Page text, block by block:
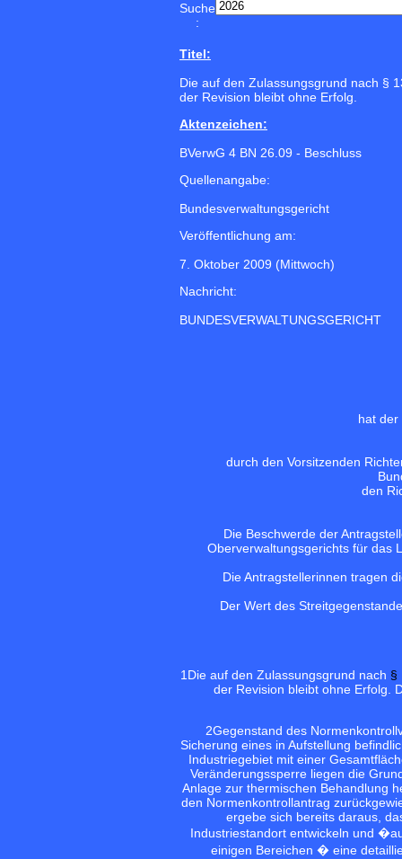
Suche
:
Titel:
Die auf den Zulassungsgrund nach §
der Revision bleibt ohne Erfolg.
Aktenzeichen:
BVerwG 4 BN 26.09 - Beschluss
Quellenangabe:
Bundesverwaltungsgericht
Veröffentlichung am:
7. Oktober 2009 (Mittwoch)
Nachricht:
BUNDESVERWALTUNGSGERICHT
hat der
durch den Vorsitzenden
den
Die Beschwerde der
Oberverwaltungsgerichts für das
Die Antragstellerinnen tragen
Der Wert des
1Die auf den Zulassungsgrund nach §
der Revision bleibt ohne Erfolg.
2Gegenstand des
Sicherung eines in Aufstellung
Industriegebiet mit einer
Veränderungssperre liegen die
Anlage zur thermischen Behandlung
den Normenkontrollantrag
ergebe sich bereits daraus,
Industriestandort entwickeln und
einigen Bereichen � eine